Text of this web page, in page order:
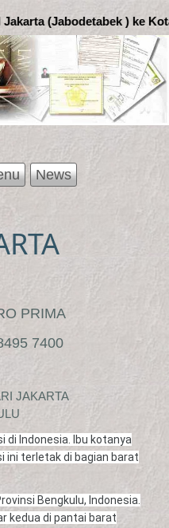
) ke Kota Bengkulu '
News
PRIMA
7400
JAKARTA
di Indonesia. Ibu kotanya
ini terletak di bagian barat
Bengkulu, Indonesia.
kedua di pantai barat